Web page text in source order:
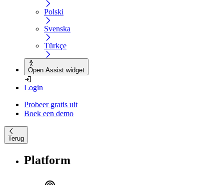
Polski
Svenska
Türkçe
Open Assist widget
Login
Probeer gratis uit
Boek een demo
Terug
Platform